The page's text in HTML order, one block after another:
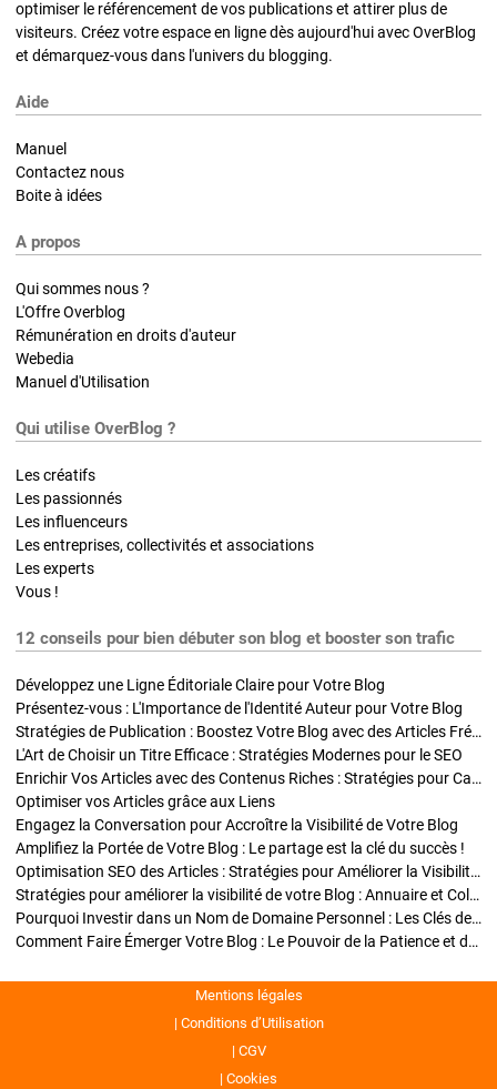
optimiser le référencement de vos publications et attirer plus de
visiteurs. Créez votre espace en ligne dès aujourd'hui avec OverBlog
et démarquez-vous dans l'univers du blogging.
Aide
Manuel
Contactez nous
Boite à idées
A propos
Qui sommes nous ?
L'Offre Overblog
Rémunération en droits d'auteur
Webedia
Manuel d'Utilisation
Qui utilise OverBlog ?
Les créatifs
Les passionnés
Les influenceurs
Les entreprises, collectivités et associations
Les experts
Vous !
12 conseils pour bien débuter son blog et booster son trafic
Développez une Ligne Éditoriale Claire pour Votre Blog
Présentez-vous : L'Importance de l'Identité Auteur pour Votre Blog
Stratégies de Publication : Boostez Votre Blog avec des Articles Fréquents et Exclusifs
L'Art de Choisir un Titre Efficace : Stratégies Modernes pour le SEO
Enrichir Vos Articles avec des Contenus Riches : Stratégies pour Captiver et Optimiser
Optimiser vos Articles grâce aux Liens
Engagez la Conversation pour Accroître la Visibilité de Votre Blog
Amplifiez la Portée de Votre Blog : Le partage est la clé du succès !
Optimisation SEO des Articles : Stratégies pour Améliorer la Visibilité de Votre Blog
Stratégies pour améliorer la visibilité de votre Blog : Annuaire et Collaborations
Pourquoi Investir dans un Nom de Domaine Personnel : Les Clés de la Réussite de Votre Blog
Comment Faire Émerger Votre Blog : Le Pouvoir de la Patience et de la Persévérance
Mentions légales
Conditions d’Utilisation
CGV
Cookies